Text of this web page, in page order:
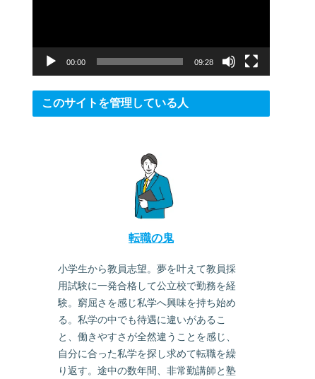
00:00 09:28
このサイトを管理している人
転職の鬼
小学生から教員志望。夢を叶えて教員採
用試験に一発合格して公立校で勤務を経
験。窮屈さを感じ私学へ興味を持ち始め
る。私学の中でも待遇に違いがあるこ
と、働きやすさが全然違うことを感じ、
自分に合った私学を探し求めて転職を繰
り返す。途中の数年間、非常勤講師と塾